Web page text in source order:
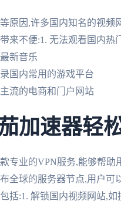
原因,许多国内知名的视
来不便:1. 无法观看国内热
新音乐
国内常用的游戏平台
流的电商和门户网站
加速器轻
专业的VPN服务,能够帮
全球的服务器节点,用户可
括:1. 解锁国内视频网站,